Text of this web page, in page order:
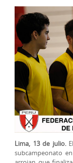
Lima, 13 de julio.
subcampeonato